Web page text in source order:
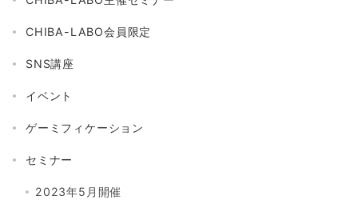
CHIBA-LABO会員限定
SNS講座
イベント
ゲーミフィケーション
セミナー
2023年5月開催